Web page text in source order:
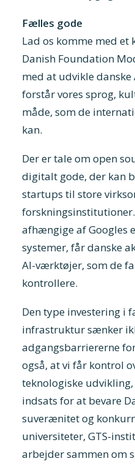
Fælles gode
Lad os komme med et
Danish Foundation
med at udvikle
forstår vores sprog,
måde, som de
kan.
Der er tale om open
digitalt gode, der kan
startups til store
afhængige af Googles
systemer, får danske
AI-værktøjer, som de
kontrollere.
Den type investering i
infrastruktur sænker
adgangsbarriererne
også, at vi får kontrol
teknologiske
indsats for at bevare
suverænitet og
universiteter, GTS-
arbejder sammen om